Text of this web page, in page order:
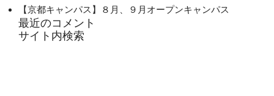
【京都キャンパス】８月、９月オープンキャンパス
最近のコメント
サイト内検索